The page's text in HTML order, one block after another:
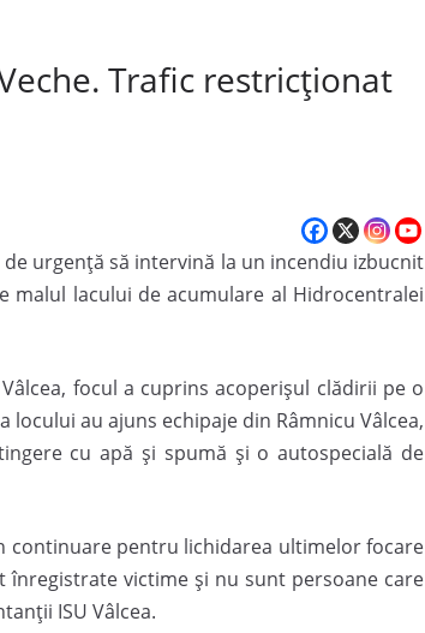
Trafic restricționat
urgență să intervină la un incendiu izbucnit
malul lacului de acumulare al Hidrocentralei
focul a cuprins acoperișul clădirii pe o
au ajuns echipaje din Râmnicu Vâlcea,
cu apă și spumă și o autospecială de
continuare pentru lichidarea ultimelor focare
victime și nu sunt persoane care
ISU Vâlcea.